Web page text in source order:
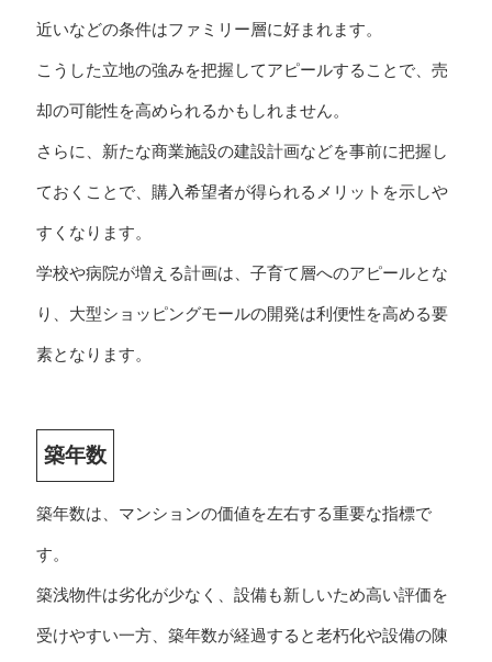
近いなどの条件はファミリー層に好まれます。
こうした立地の強みを把握してアピールすることで、売
却の可能性を高められるかもしれません。
さらに、新たな商業施設の建設計画などを事前に把握し
ておくことで、購入希望者が得られるメリットを示しや
すくなります。
学校や病院が増える計画は、子育て層へのアピールとな
り、大型ショッピングモールの開発は利便性を高める要
素となります。
築年数
築年数は、マンションの価値を左右する重要な指標で
す。
築浅物件は劣化が少なく、設備も新しいため高い評価を
受けやすい一方、築年数が経過すると老朽化や設備の陳